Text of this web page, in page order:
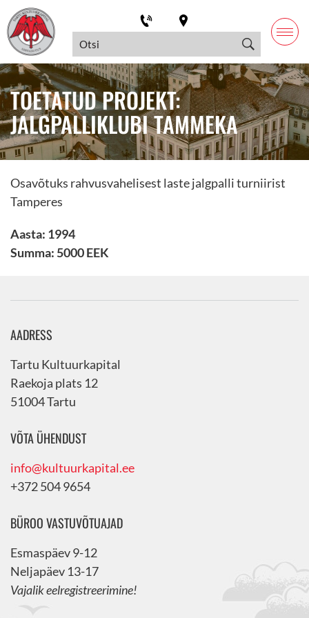
TOETATUD PROJEKT:
JALGPALLIKLUBI TAMMEKA
Osavõtuks rahvusvahelisest laste jalgpalli turniirist
Tamperes
Aasta: 1994
Summa: 5000 EEK
AADRESS
Tartu Kultuurkapital
Raekoja plats 12
51004 Tartu
VÕTA ÜHENDUST
info@kultuurkapital.ee
+372 504 9654
BÜROO VASTUVÕTUAJAD
Esmaspäev 9-12
Neljapäev 13-17
Vajalik eelregistreerimine!